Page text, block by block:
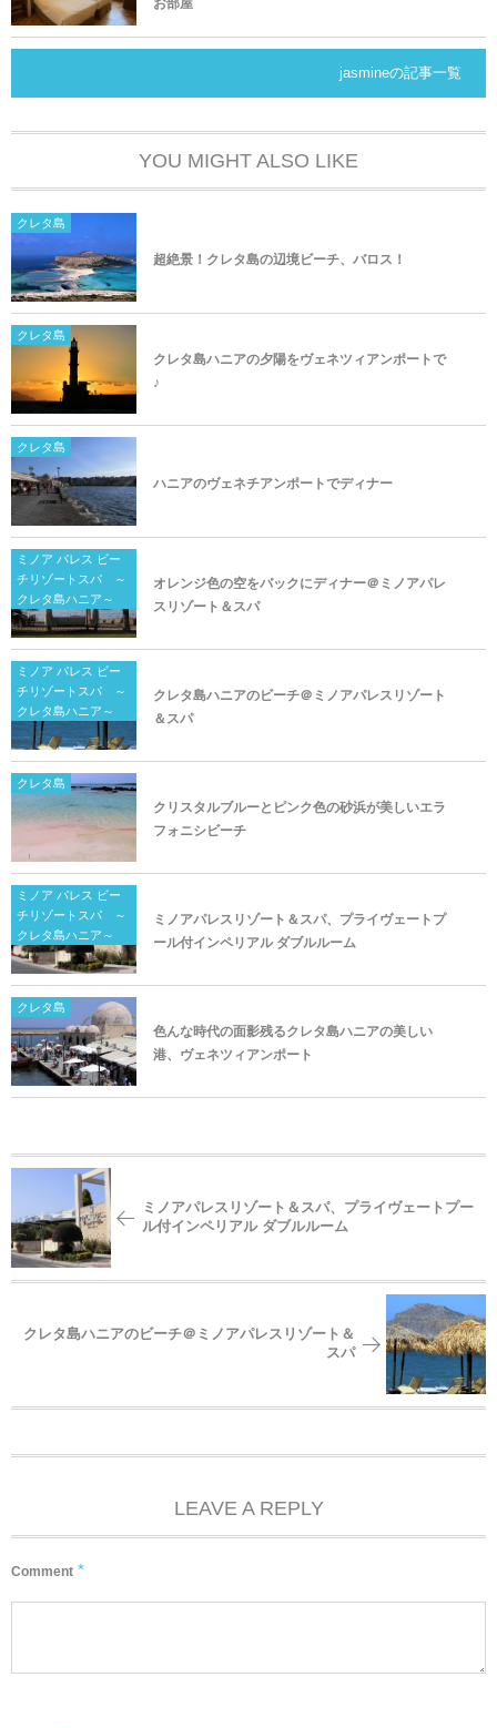
お部屋
jasmineの記事一覧
YOU MIGHT ALSO LIKE
クレタ島
超絶景！クレタ島の辺境ビーチ、バロス！
クレタ島
クレタ島ハニアの夕陽をヴェネツィアンポートで
♪
クレタ島
ハニアのヴェネチアンポートでディナー
ミノア パレス ビー
チリゾートスパ ～
クレタ島ハニア～
オレンジ色の空をバックにディナー＠ミノアパレ
スリゾート＆スパ
ミノア パレス ビー
チリゾートスパ ～
クレタ島ハニア～
クレタ島ハニアのビーチ＠ミノアパレスリゾート
＆スパ
クレタ島
クリスタルブルーとピンク色の砂浜が美しいエラ
フォニシビーチ
ミノア パレス ビー
チリゾートスパ ～
クレタ島ハニア～
ミノアパレスリゾート＆スパ、プライヴェートプ
ール付インペリアル ダブルルーム
クレタ島
色んな時代の面影残るクレタ島ハニアの美しい
港、ヴェネツィアンポート
ミノアパレスリゾート＆スパ、プライヴェートプー
ル付インペリアル ダブルルーム
クレタ島ハニアのビーチ＠ミノアパレスリゾート＆
スパ
LEAVE A REPLY
Comment *